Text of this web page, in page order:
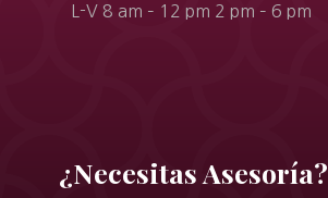
L-V 8 am – 12 pm 2 pm – 6 pm
¿Necesitas Asesoría?